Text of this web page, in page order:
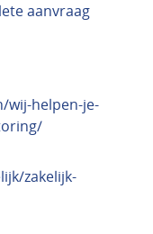
aanvraag
wij-helpen-je-
zakelijk-